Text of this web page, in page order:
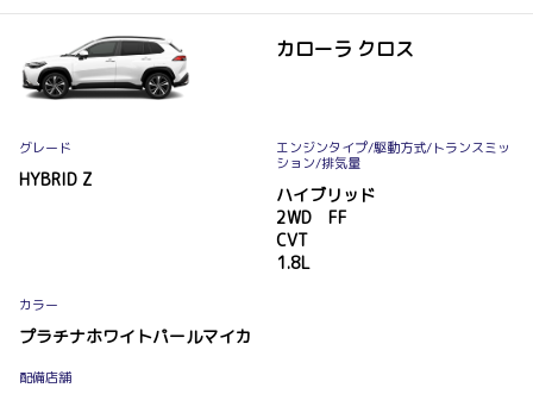
カローラ クロス
グレード
HYBRID Z
エンジンタイプ/駆動方式/トランスミッ
ション/排気量
ハイブリッド
2WD FF
CVT
1.8L
カラー
プラチナホワイトパールマイカ
配備店舗